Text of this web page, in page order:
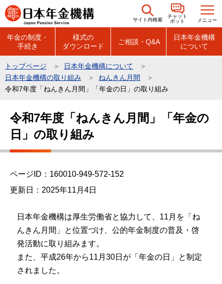
こ
の
の
先
サイト内検索
チャット
ボット
メニュー
年金の制度・
手続き
様式の
ダウンロード
ご相談・Q&A
日本年金機構
について
トップページ
日本年金機構について
日本年金機構の取り組み
ねんきん月間
令和7年度「ねんきん月間」「年金の日」の取り組み
令和7年度「ねんきん月間」「年金の
日」の取り組み
ページID：160010-949-572-152
更新日：2025年11月4日
日本年金機構は厚生労働省と協力して、11月を「ね
んきん月間」と位置づけ、公的年金制度の普及・啓
発活動に取り組みます。
また、平成26年から11月30日が「年金の日」と制定
されました。